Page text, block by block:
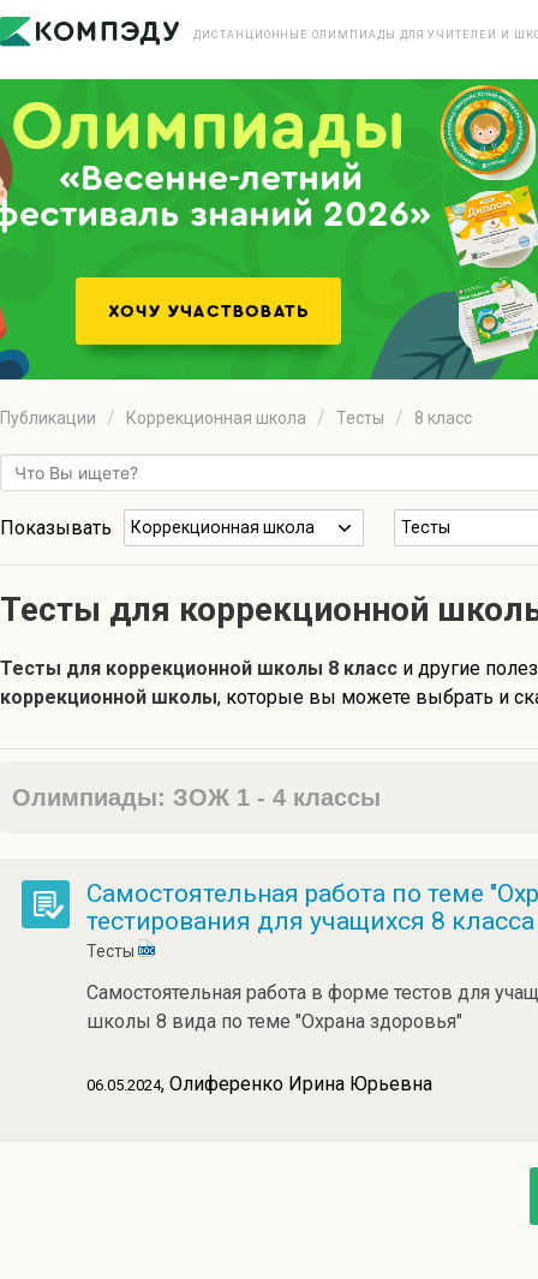
ДИСТАНЦИОННЫЕ ОЛИМПИАДЫ ДЛЯ УЧИТЕЛЕЙ И
«Весенне-летний
знаний 2026»
Публикации Коррекционная школа Тесты 8 класс
Показывать Коррекционная школа Тесты
Тесты для коррекционной
Тесты для коррекционной школы 8 класс и другие
коррекционной школы, которые вы можете выбрать и
Олимпиады: ЗОЖ 1 - 4 классы
Самостоятельная работа по теме
тестирования для учащихся 8
Тесты
Самостоятельная работа в форме тестов для
школы 8 вида по теме "Охрана здоровья"
06.05.2024, Олиференко Ирина Юрьевна